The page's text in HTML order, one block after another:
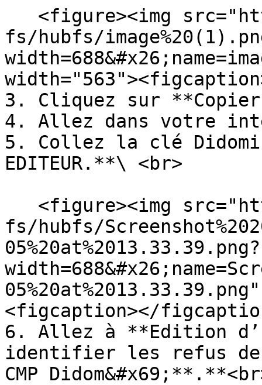
fs/hubfs/
3. Cliquez sur
4. Allez dans votre
5. Collez la clé Didomi
EDITEUR.**\ <br>
fs/hubfs/
05%20at%2013.33.39.png?
<figcaption></
6. Allez à **Edition
identifier les refus de
CMP